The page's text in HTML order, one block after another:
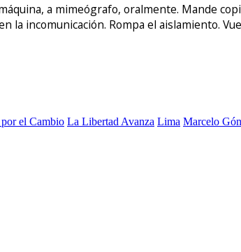
a mimeógrafo, oralmente. Mande
incomunicación. Rompa el aislamiento.
por el Cambio La Libertad Avanza Lima Marcelo